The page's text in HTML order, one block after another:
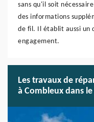
sans qu'il soit
des informations
de fil. Il établit aussi un
engagement.
Les travaux de
à Combleux dans le